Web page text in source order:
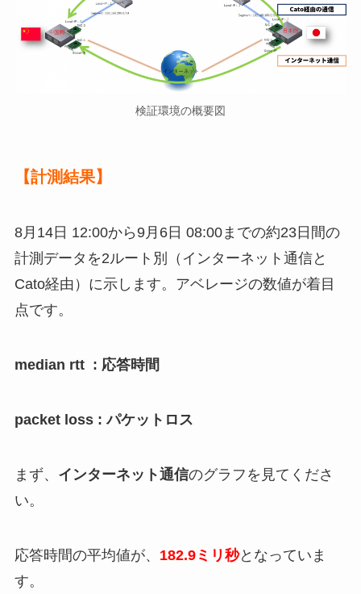
検証環境の概要図
【計測結果】
8月14日 12:00から9月6日 08:00までの約23日間の
計測データを2ルート別（インターネット通信と
Cato経由）に示します。アベレージの数値が着目
点です。
median rtt : 応答時間
packet loss : パケットロス
まず、 インターネット通信のグラフを見てくださ
い。
応答時間の平均値が、 182.9ミリ秒となっていま
す。